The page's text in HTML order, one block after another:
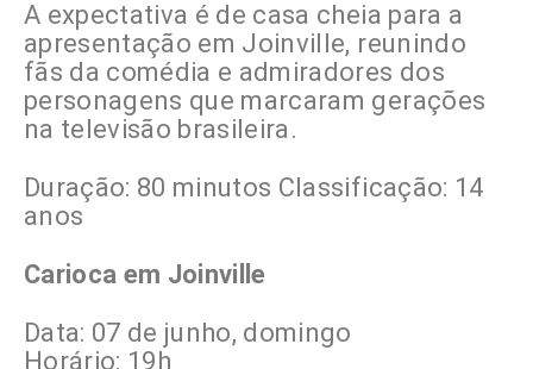
A expectativa é de casa cheia para a
apresentação em Joinville, reunindo
fãs da comédia e admiradores dos
personagens que marcaram gerações
na televisão brasileira.
Duração: 80 minutos Classificação: 14
anos
Carioca em Joinville
Data: 07 de junho, domingo
Horário: 19h